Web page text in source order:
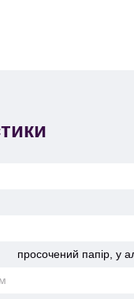
просочений папір, у